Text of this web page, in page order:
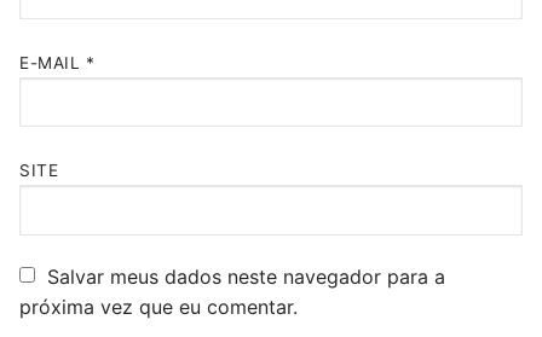
E-MAIL *
SITE
Salvar meus dados neste navegador para a
próxima vez que eu comentar.